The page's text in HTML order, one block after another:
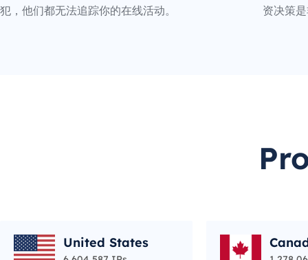
犯，他们都无法追踪你的在线活动。
资决策
United States